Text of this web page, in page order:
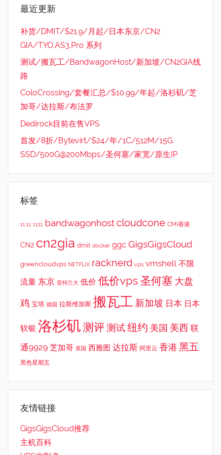
最近更新
补货/DMIT/$21.9/月起/日本东京/CN2
GIA/TYO.AS3.Pro 系列
测试/搬瓦工/BandwagonHost/新加坡/CN2GIA线
路
ColoCrossing/套餐汇总/$10.99/年起/洛杉矶/芝
加哥/达拉斯/布法罗
Dedirock目前在售VPS
首发/8折/Bytevirt/$24/年/1C/512M/15G
SSD/500G@200Mbps/圣何塞/家宽/原生IP
标签
11.11 1111 bandwagonhostcloudcone CMI香港
CN2 cn2gia dmit docker ggc GigsGigsCloud
greencloudvps NETFLIX racknerd v.ps vmshell 不限
流量 东京 亚特兰大 低价 低价vps 圣何塞 大盘
鸡 宝塔 德国 拉斯维加斯 搬瓦工 新加坡 日本 日本
软银 洛杉矶 测评测试纽约 美国 美西 联
通9929 芝加哥 英国 西雅图 达拉斯 阿里云 香港 黑五
黑色星期五
友情链接
GigsGigsCloud推荐
主机百科